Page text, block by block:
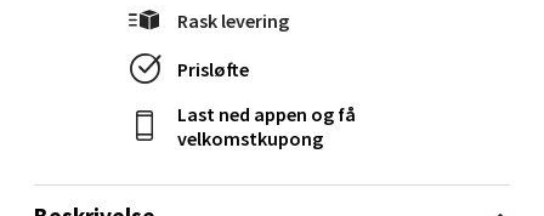
Rask levering
Prisløfte
Last ned appen og få
velkomstkupong
Torget 1, 6413 Molde
Åpent i dag 10-20